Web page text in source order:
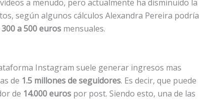
a menudo, pero actualmente ha disminuido la
según algunos cálculos Alexandra Pereira podría
300 a 500 eurosmensuales.
Instagram suele generar ingresos mas
de 1.5 millones de seguidores. Es decir, que puede
de 14.000 eurospor post. Siendo esto, una de las